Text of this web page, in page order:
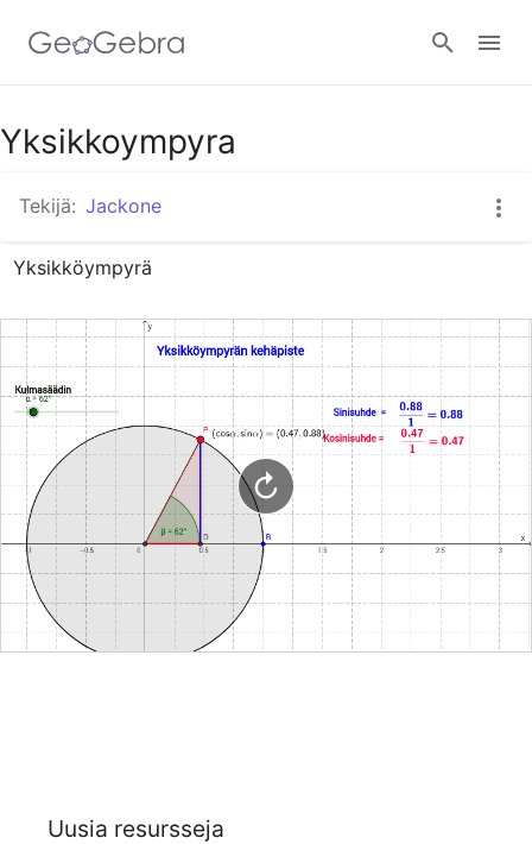
Google Classroom
GeoGebra Classroom
Yksikkoympyra
Tekijä: Jackone
Yksikköympyrä
Uusia resursseja